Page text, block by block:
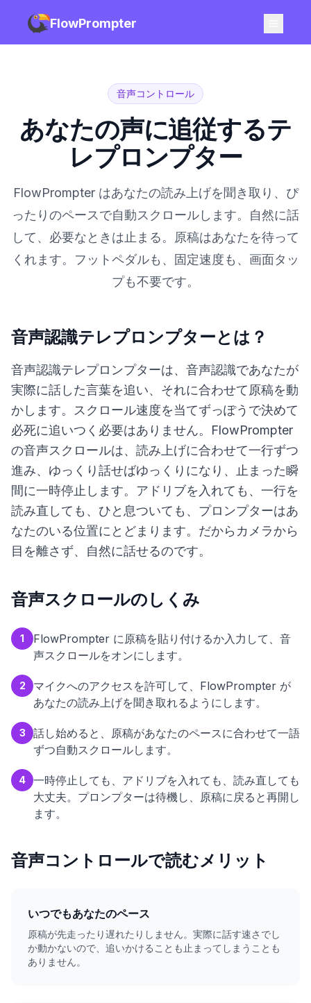
FlowPrompter
音声コントロール
あなたの声に追従するテ
レプロンプター
FlowPrompter はあなたの読み上げを聞き取り、ぴ
ったりのペースで自動スクロールします。自然に話
して、必要なときは止まる。原稿はあなたを待って
くれます。フットペダルも、固定速度も、画面タッ
プも不要です。
音声認識テレプロンプターとは？
音声認識テレプロンプターは、音声認識であなたが
実際に話した言葉を追い、それに合わせて原稿を動
かします。スクロール速度を当てずっぽうで決めて
必死に追いつく必要はありません。FlowPrompter
の音声スクロールは、読み上げに合わせて一行ずつ
進み、ゆっくり話せばゆっくりになり、止まった瞬
間に一時停止します。アドリブを入れても、一行を
読み直しても、ひと息ついても、プロンプターはあ
なたのいる位置にとどまります。だからカメラから
目を離さず、自然に話せるのです。
音声スクロールのしくみ
1
FlowPrompter に原稿を貼り付けるか入力して、音
声スクロールをオンにします。
2
マイクへのアクセスを許可して、FlowPrompter が
あなたの読み上げを聞き取れるようにします。
3
話し始めると、原稿があなたのペースに合わせて一語
ずつ自動スクロールします。
4
一時停止しても、アドリブを入れても、読み直しても
大丈夫。プロンプターは待機し、原稿に戻ると再開し
ます。
音声コントロールで読むメリット
いつでもあなたのペース
原稿が先走ったり遅れたりしません。実際に話す速さでし
か動かないので、追いかけることも止まってしまうことも
ありません。